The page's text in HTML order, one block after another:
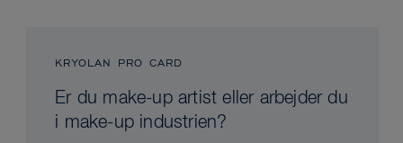
KRYOLAN PRO CARD
Er du make-up artist eller arbejder du
i make-up industrien?